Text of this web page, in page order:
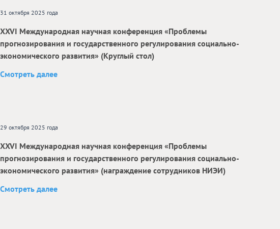
31 октября 2025 года
ХXVI Международная научная конференция «Проблемы
прогнозирования и государственного регулирования социально-
экономического развития» (Круглый стол)
Смотреть далее
29 октября 2025 года
ХXVI Международная научная конференция «Проблемы
прогнозирования и государственного регулирования социально-
экономического развития» (награждение сотрудников НИЭИ)
Смотреть далее